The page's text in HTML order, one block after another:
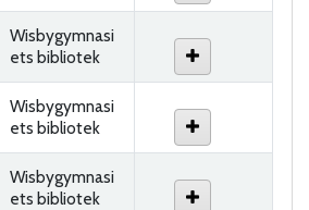
Wisbygymnasi
ets bibliotek
Wisbygymnasi
ets bibliotek
Wisbygymnasi
ets bibliotek